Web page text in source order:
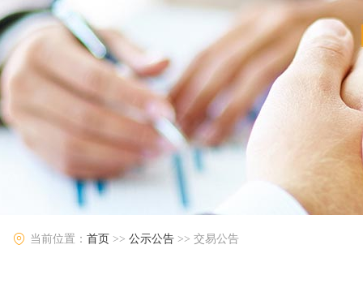
当前位置： 首页 >> 公示公告 >> 交易公告